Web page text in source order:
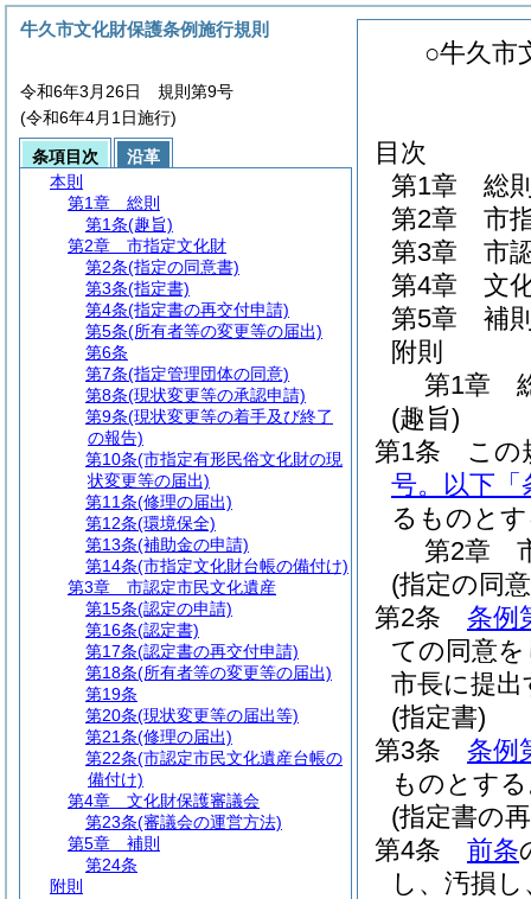
○牛久市
目次
第1章
総
第2章
市
第3章
市
第4章
文
第5章
補
附則
第1章
(趣旨)
第1条
この
号。以下「
るものと
第2章
(指定の同
第2条
条例
ての同意
市長に提
(指定書)
第3条
条例
ものとす
(指定書の
第4条
前条
し、汚損
牛久市文化財保護条例施行規則
令和6年3月26日 規則第9号
(令和6年4月1日施行)
条項目次
沿革
本則
第1章
総則
第1条(趣旨)
第2章
市指定文化財
第2条(指定の同意書)
第3条(指定書)
第4条(指定書の再交付申請)
第5条(所有者等の変更等の届出)
第6条
第7条(指定管理団体の同意)
第8条(現状変更等の承認申請)
第9条(現状変更等の着手及び終了
の報告)
第10条(市指定有形民俗文化財の現
状変更等の届出)
第11条(修理の届出)
第12条(環境保全)
第13条(補助金の申請)
第14条(市指定文化財台帳の備付け)
第3章
市認定市民文化遺産
第15条(認定の申請)
第16条(認定書)
第17条(認定書の再交付申請)
第18条(所有者等の変更等の届出)
第19条
第20条(現状変更等の届出等)
第21条(修理の届出)
第22条(市認定市民文化遺産台帳の
備付け)
第4章
文化財保護審議会
第23条(審議会の運営方法)
第5章
補則
第24条
附則